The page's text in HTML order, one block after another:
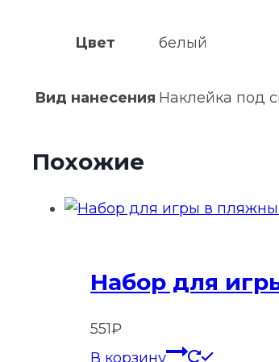
Цвет белый
Вид нанесения Наклейка под
Похожие
Набор для
551₽
В корзину